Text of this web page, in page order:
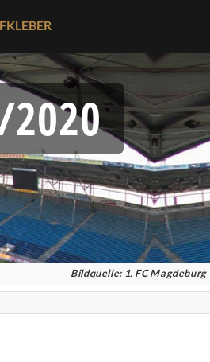
2020
Bildquelle: 1. FC Magdeburg